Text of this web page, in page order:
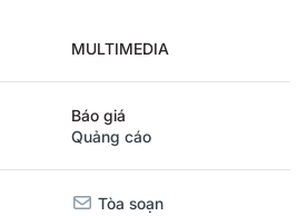
MULTIMEDIA
Báo giá
Quảng cáo
Tòa soạn